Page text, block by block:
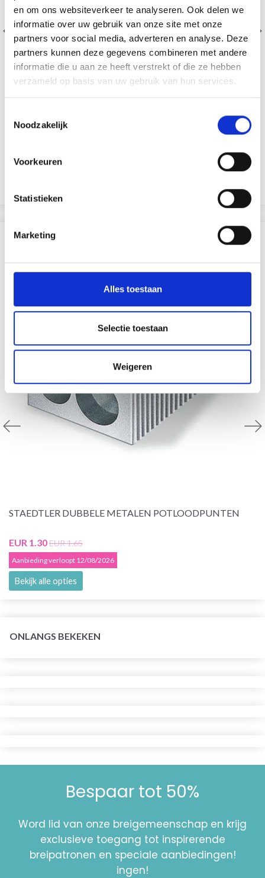
en om ons websiteverkeer te analyseren. Ook delen we
informatie over uw gebruik van onze site met onze
partners voor social media, adverteren en analyse. Deze
partners kunnen deze gegevens combineren met andere
informatie die u aan ze heeft verstrekt of die ze hebben
verzameld op basis van uw gebruik van hun services.
Noodzakelijk
Voorkeuren
Statistieken
Marketing
Alles toestaan
Selectie toestaan
Weigeren
STAEDTLER DUBBELE METALEN POTLOODPUNTEN
Aanbieding verloopt 12/08/2026
ANDEREN KOCHTEN OOK
21% korting
STAEDTLER DUBBELE METALEN POTLOODPUNTEN
EUR 1.30EUR 1.65
Aanbieding verloopt 12/08/2026
Bekijk alle opties
ONLANGS BEKEKEN
Bespaar tot 50%
Word lid van onze breigemeenschap en krijg
exclusieve toegang tot inspirerende
breipatronen en speciale aanbiedingen!
ingen!